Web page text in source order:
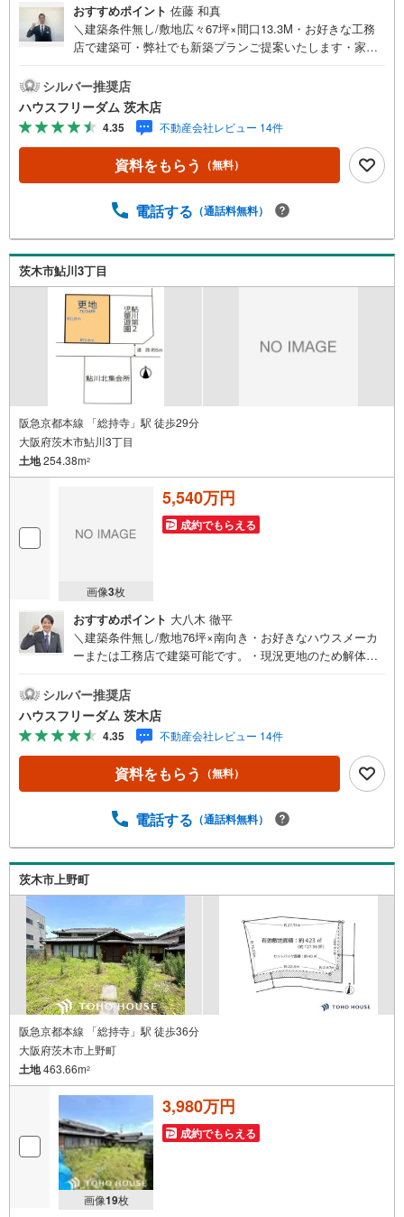
おすすめポイント 佐藤 和真
＼建築条件無し/敷地広々67坪×間口13.3M・お好きな工務
店で建築可・弊社でも新築プランご提案いたします・家族
い【お買い物施設】・イオンスタイル新茨木:徒歩12分・フ
レスコ鮎川店:10分・コノミヤ茨木店:13分・セブンイレブ
ン茨木五十鈴町店:徒歩4分・スギ薬局中津店:徒歩8分【教
育施設】・茨木市立中津小学校:徒歩11分・茨木市立平田中
学校:徒歩14分・認定こども園東さくら保育園:徒歩8分【そ
の他施設】・茨木星見郵便局:徒歩11分・桑田公園:徒歩8分
約、物件詳細はお気軽にお問合せくださいハウスフリーダ
アコン・空気清浄機設置）がございます（19時以降も問合
せ対応）≫*≪*≫*≪*≫*≪*≫*≪*≫*≪*≫*≪*≫*≪
シルバー推奨店
ハウスフリーダム 茨木店
4.35 不動産会社レビュー 14件
資料をもらう （無料）
電話する （通話料無料）
茨木市鮎川3丁目
阪急京都本線 「総持寺」駅 徒歩29分
大阪府茨木市鮎川3丁目
土地254.38m2
画像3枚
5,540万円
成約でもらえる
おすすめポイント 大八木 徹平
＼建築条件無し/敷地76坪×南向き・お好きなハウスメーカ
ーまたは工務店で建築可能です。・現況更地のため解体費
≫*≪*≫*≪*≫*≪*≫*≪*≫*≪こちらの物件の詳細はお気軽
にお問合せください～店内では物件情報を常時1,000件以上
公開中～ご希望条件をお聞かせ頂けましたら、閲覧用PCよ
り非公開物件もご覧頂けます。（フロアにキッズルームを
設置しております）・初めてのお家探しの方でも安心。住
宅購入のご検討中から購入後、または購入時期のタイミン
かりやすくご説明させて頂きます。・お仕事帰りなど短時
舗駐車場完備、キッズスペース・授乳室（エアコン・空気
清浄機設置）がございます（19時以降も問合せ対応）≫*≪
*≫*≪*≫*≪*≫*≪*≫*≪*≫*≪*≫*≪
シルバー推奨店
ハウスフリーダム 茨木店
4.35 不動産会社レビュー 14件
資料をもらう （無料）
電話する （通話料無料）
茨木市上野町
阪急京都本線 「総持寺」駅 徒歩36分
大阪府茨木市上野町
土地463.66m2
画像19枚
3,980万円
成約でもらえる